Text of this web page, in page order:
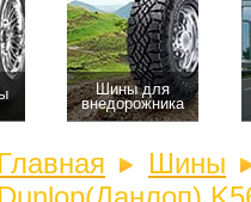
Шины для
внедорожника
Главная
Шины